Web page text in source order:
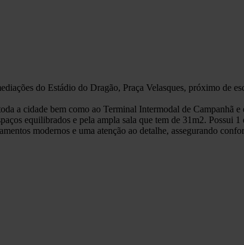
do Estádio do Dragão, Praça Velasques, próximo de
a cidade bem como ao Terminal Intermodal de Campanhã e
equilibrados e pela ampla sala que tem de 31m2. Possui 1
modernos e uma atenção ao detalhe, assegurando